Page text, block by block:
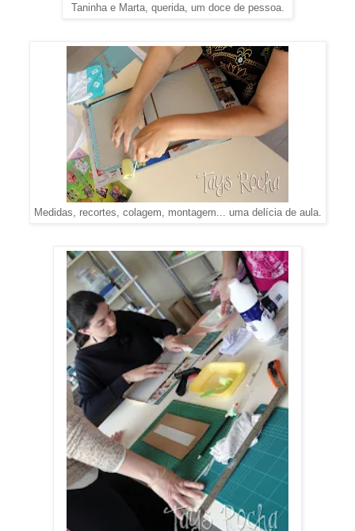
Taninha e Marta, querida, um doce de pessoa.
Medidas, recortes, colagem, montagem... uma delícia de aula.